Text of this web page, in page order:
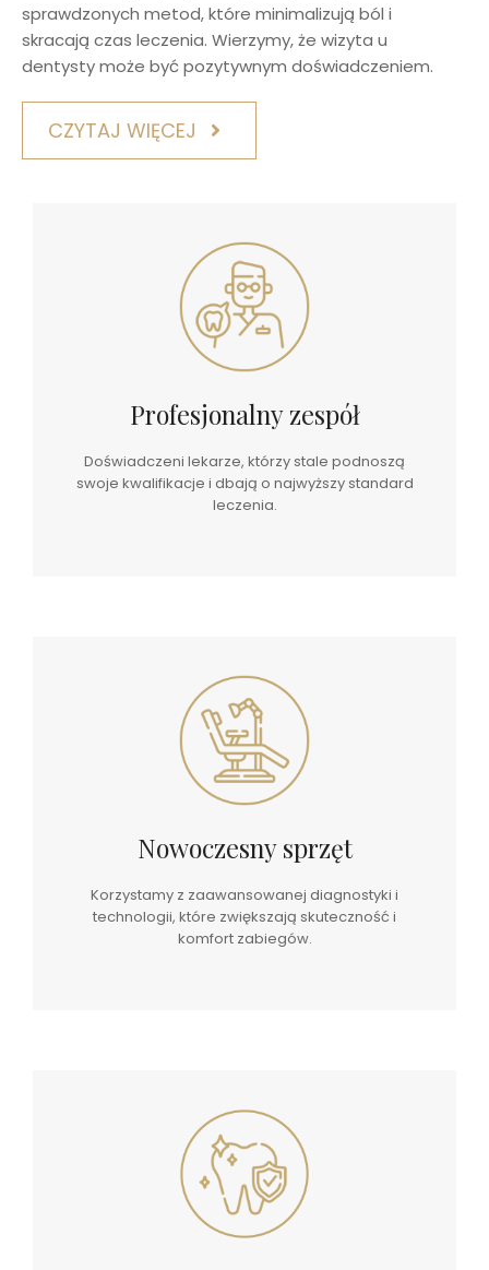
sprawdzonych metod, które minimalizują ból i
skracają czas leczenia. Wierzymy, że wizyta u
dentysty może być pozytywnym doświadczeniem.
CZYTAJ WIĘCEJ
Profesjonalny zespół
Doświadczeni lekarze, którzy stale podnoszą
swoje kwalifikacje i dbają o najwyższy standard
leczenia.
Nowoczesny sprzęt
Korzystamy z zaawansowanej diagnostyki i
technologii, które zwiększają skuteczność i
komfort zabiegów.